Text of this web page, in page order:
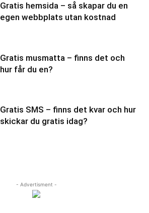
Gratis hemsida – så skapar du en
egen webbplats utan kostnad
Gratis musmatta – finns det och
hur får du en?
Gratis SMS – finns det kvar och hur
skickar du gratis idag?
- Advertisment -